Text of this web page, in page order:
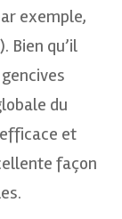
exemple,
Bien qu’il
du
et
façon